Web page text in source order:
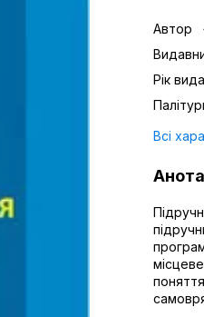
Автор
Рік
Всі